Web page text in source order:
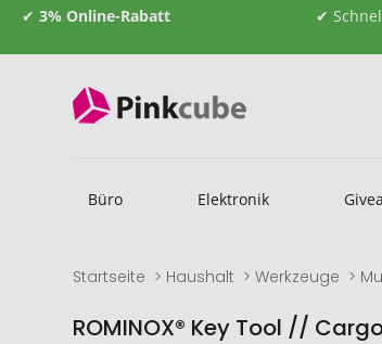
✔ 3% Online-Rabatt ✔
Büro Elektronik
Startseite Haushalt Werkzeuge
ROMINOX® Key Tool //